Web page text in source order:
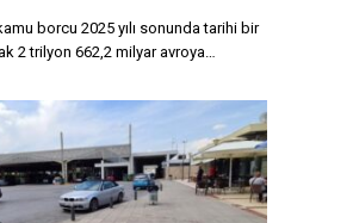
borcu 2025 yılı sonunda tarihi bir
2 trilyon 662,2 milyar avroya…